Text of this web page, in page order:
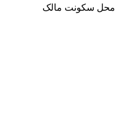
محل سکونت مالک